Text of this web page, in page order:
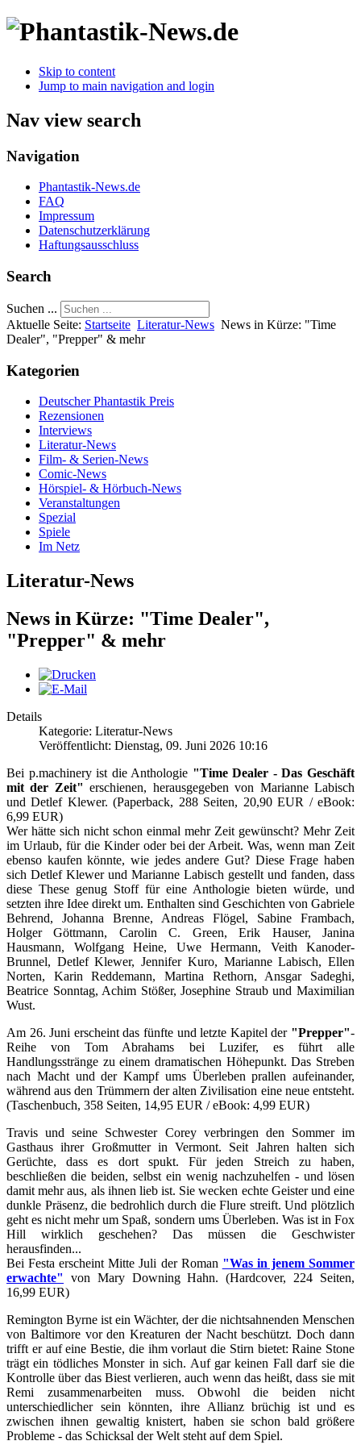
Skip to content
Jump to main navigation and login
Nav view search
Navigation
Phantastik-News.de
FAQ
Impressum
Datenschutzerklärung
Haftungsausschluss
Search
Suchen ...
Aktuelle Seite: Startseite Literatur-News News in Kürze: "Time
Dealer", "Prepper" & mehr
Kategorien
Deutscher Phantastik Preis
Rezensionen
Interviews
Literatur-News
Film- & Serien-News
Comic-News
Hörspiel- & Hörbuch-News
Veranstaltungen
Spezial
Spiele
Im Netz
Literatur-News
News in Kürze: "Time Dealer",
"Prepper" & mehr
Details
Kategorie: Literatur-News
Veröffentlicht: Dienstag, 09. Juni 2026 10:16
Bei p.machinery ist die Anthologie "Time Dealer - Das Geschäft
mit der Zeit" erschienen, herausgegeben von Marianne Labisch
und Detlef Klewer. (Paperback, 288 Seiten, 20,90 EUR / eBook:
6,99 EUR)
Wer hätte sich nicht schon einmal mehr Zeit gewünscht? Mehr Zeit
im Urlaub, für die Kinder oder bei der Arbeit. Was, wenn man Zeit
ebenso kaufen könnte, wie jedes andere Gut? Diese Frage haben
sich Detlef Klewer und Marianne Labisch gestellt und fanden, dass
diese These genug Stoff für eine Anthologie bieten würde, und
setzten ihre Idee direkt um. Enthalten sind Geschichten von Gabriele
Behrend, Johanna Brenne, Andreas Flögel, Sabine Frambach,
Holger Göttmann, Carolin C. Green, Erik Hauser, Janina
Hausmann, Wolfgang Heine, Uwe Hermann, Veith Kanoder-
Brunnel, Detlef Klewer, Jennifer Kuro, Marianne Labisch, Ellen
Norten, Karin Reddemann, Martina Rethorn, Ansgar Sadeghi,
Beatrice Sonntag, Achim Stößer, Josephine Straub und Maximilian
Wust.
Am 26. Juni erscheint das fünfte und letzte Kapitel der "Prepper"-
Reihe von Tom Abrahams bei Luzifer, es führt alle
Handlungsstränge zu einem dramatischen Höhepunkt. Das Streben
nach Macht und der Kampf ums Überleben prallen aufeinander,
während aus den Trümmern der alten Zivilisation eine neue entsteht.
(Taschenbuch, 358 Seiten, 14,95 EUR / eBook: 4,99 EUR)
Travis und seine Schwester Corey verbringen den Sommer im
Gasthaus ihrer Großmutter in Vermont. Seit Jahren halten sich
Gerüchte, dass es dort spukt. Für jeden Streich zu haben,
beschließen die beiden, selbst ein wenig nachzuhelfen - und lösen
damit mehr aus, als ihnen lieb ist. Sie wecken echte Geister und eine
dunkle Präsenz, die bedrohlich durch die Flure streift. Und plötzlich
geht es nicht mehr um Spaß, sondern ums Überleben. Was ist in Fox
Hill wirklich geschehen? Das müssen die Geschwister
herausfinden...
Bei Festa erscheint Mitte Juli der Roman "Was in jenem Sommer
erwachte"
von Mary Downing Hahn. (Hardcover, 224 Seiten,
16,99 EUR)
Remington Byrne ist ein Wächter, der die nichtsahnenden Menschen
von Baltimore vor den Kreaturen der Nacht beschützt. Doch dann
trifft er auf eine Bestie, die ihm vorlaut die Stirn bietet: Raine Stone
trägt ein tödliches Monster in sich. Auf gar keinen Fall darf sie die
Kontrolle über das Biest verlieren, auch wenn das heißt, dass sie mit
Remi zusammenarbeiten muss. Obwohl die beiden nicht
unterschiedlicher sein könnten, ihre Allianz brüchig ist und es
zwischen ihnen gewaltig knistert, haben sie schon bald größere
Probleme - das Schicksal der Welt steht auf dem Spiel.